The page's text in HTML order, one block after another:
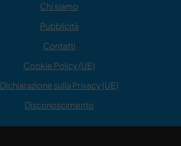
Chi siamo
Pubblicità
Contatti
Cookie Policy (UE)
Dichiarazione sulla Privacy (UE)
Disconoscimento